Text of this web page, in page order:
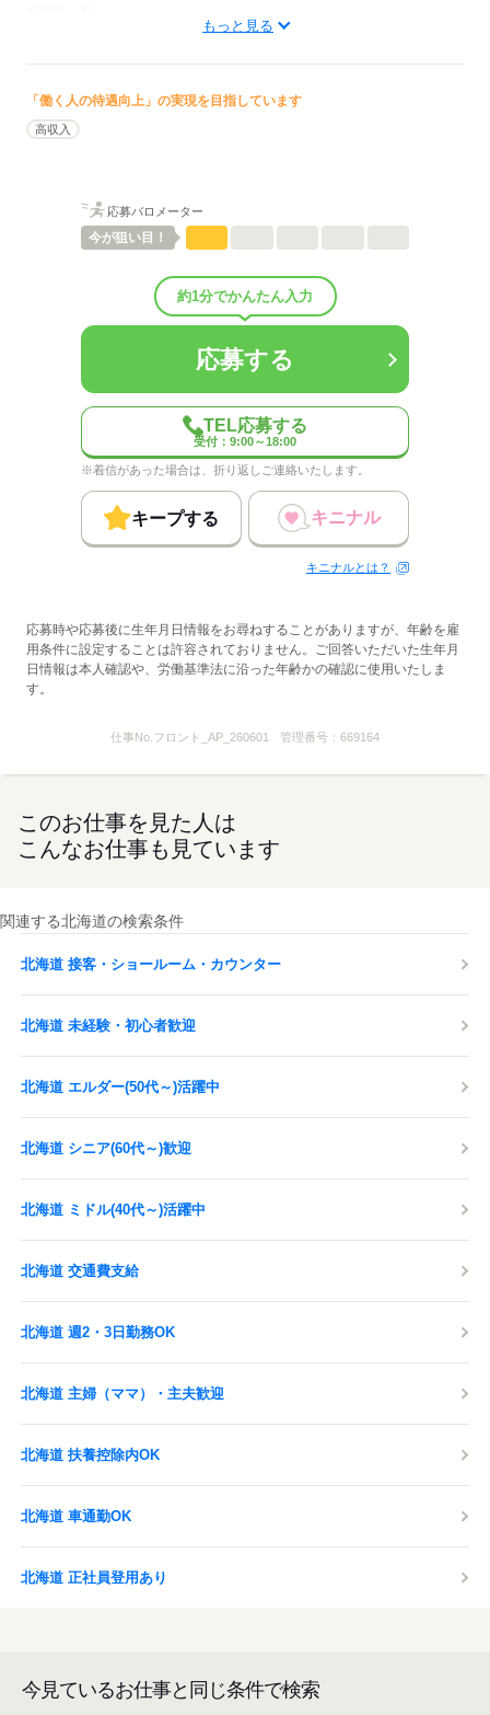
■60代以上：1人
多い年齢層
ひとりで
しずか
ホテルのフロント
男女比（男3：女7）
平均年齢40歳
■制服貸与あり
■深夜手当等あり
■まかないあり
＊メニュー例：肉じゃがやお味噌汁、白米
■ネイル
＊ナチュラルなカラーであればOK
■ピアス・イヤリング
もっと見る
「働く人の待遇向上」の実現を目指しています
高収入
応募バロメーター
今が狙い目！
約1分でかんたん入力
応募する
TEL応募する
受付：9:00～18:00
※着信があった場合は、折り返しご連絡いたします。
キープする キニナル
キニナルとは？
応募時や応募後に生年月日情報をお尋ねすることがありますが、年齢を雇
用条件に設定することは許容されておりません。ご回答いただいた生年月
日情報は本人確認や、労働基準法に沿った年齢かの確認に使用いたしま
す。
仕事No. フロント_AP_260601 管理番号： 669164
このお仕事を見た人は
こんなお仕事も見ています
関連する北海道の検索条件
北海道 接客・ショールーム・カウンター
北海道 未経験・初心者歓迎
北海道 エルダー(50代～)活躍中
北海道 シニア(60代～)歓迎
北海道 ミドル(40代～)活躍中
北海道 交通費支給
北海道 週2・3日勤務OK
北海道 主婦（ママ）・主夫歓迎
北海道 扶養控除内OK
北海道 車通勤OK
北海道 正社員登用あり
今見ているお仕事と同じ条件で検索